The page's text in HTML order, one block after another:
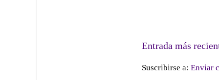
Entrada más
Suscribirse a: Enviar